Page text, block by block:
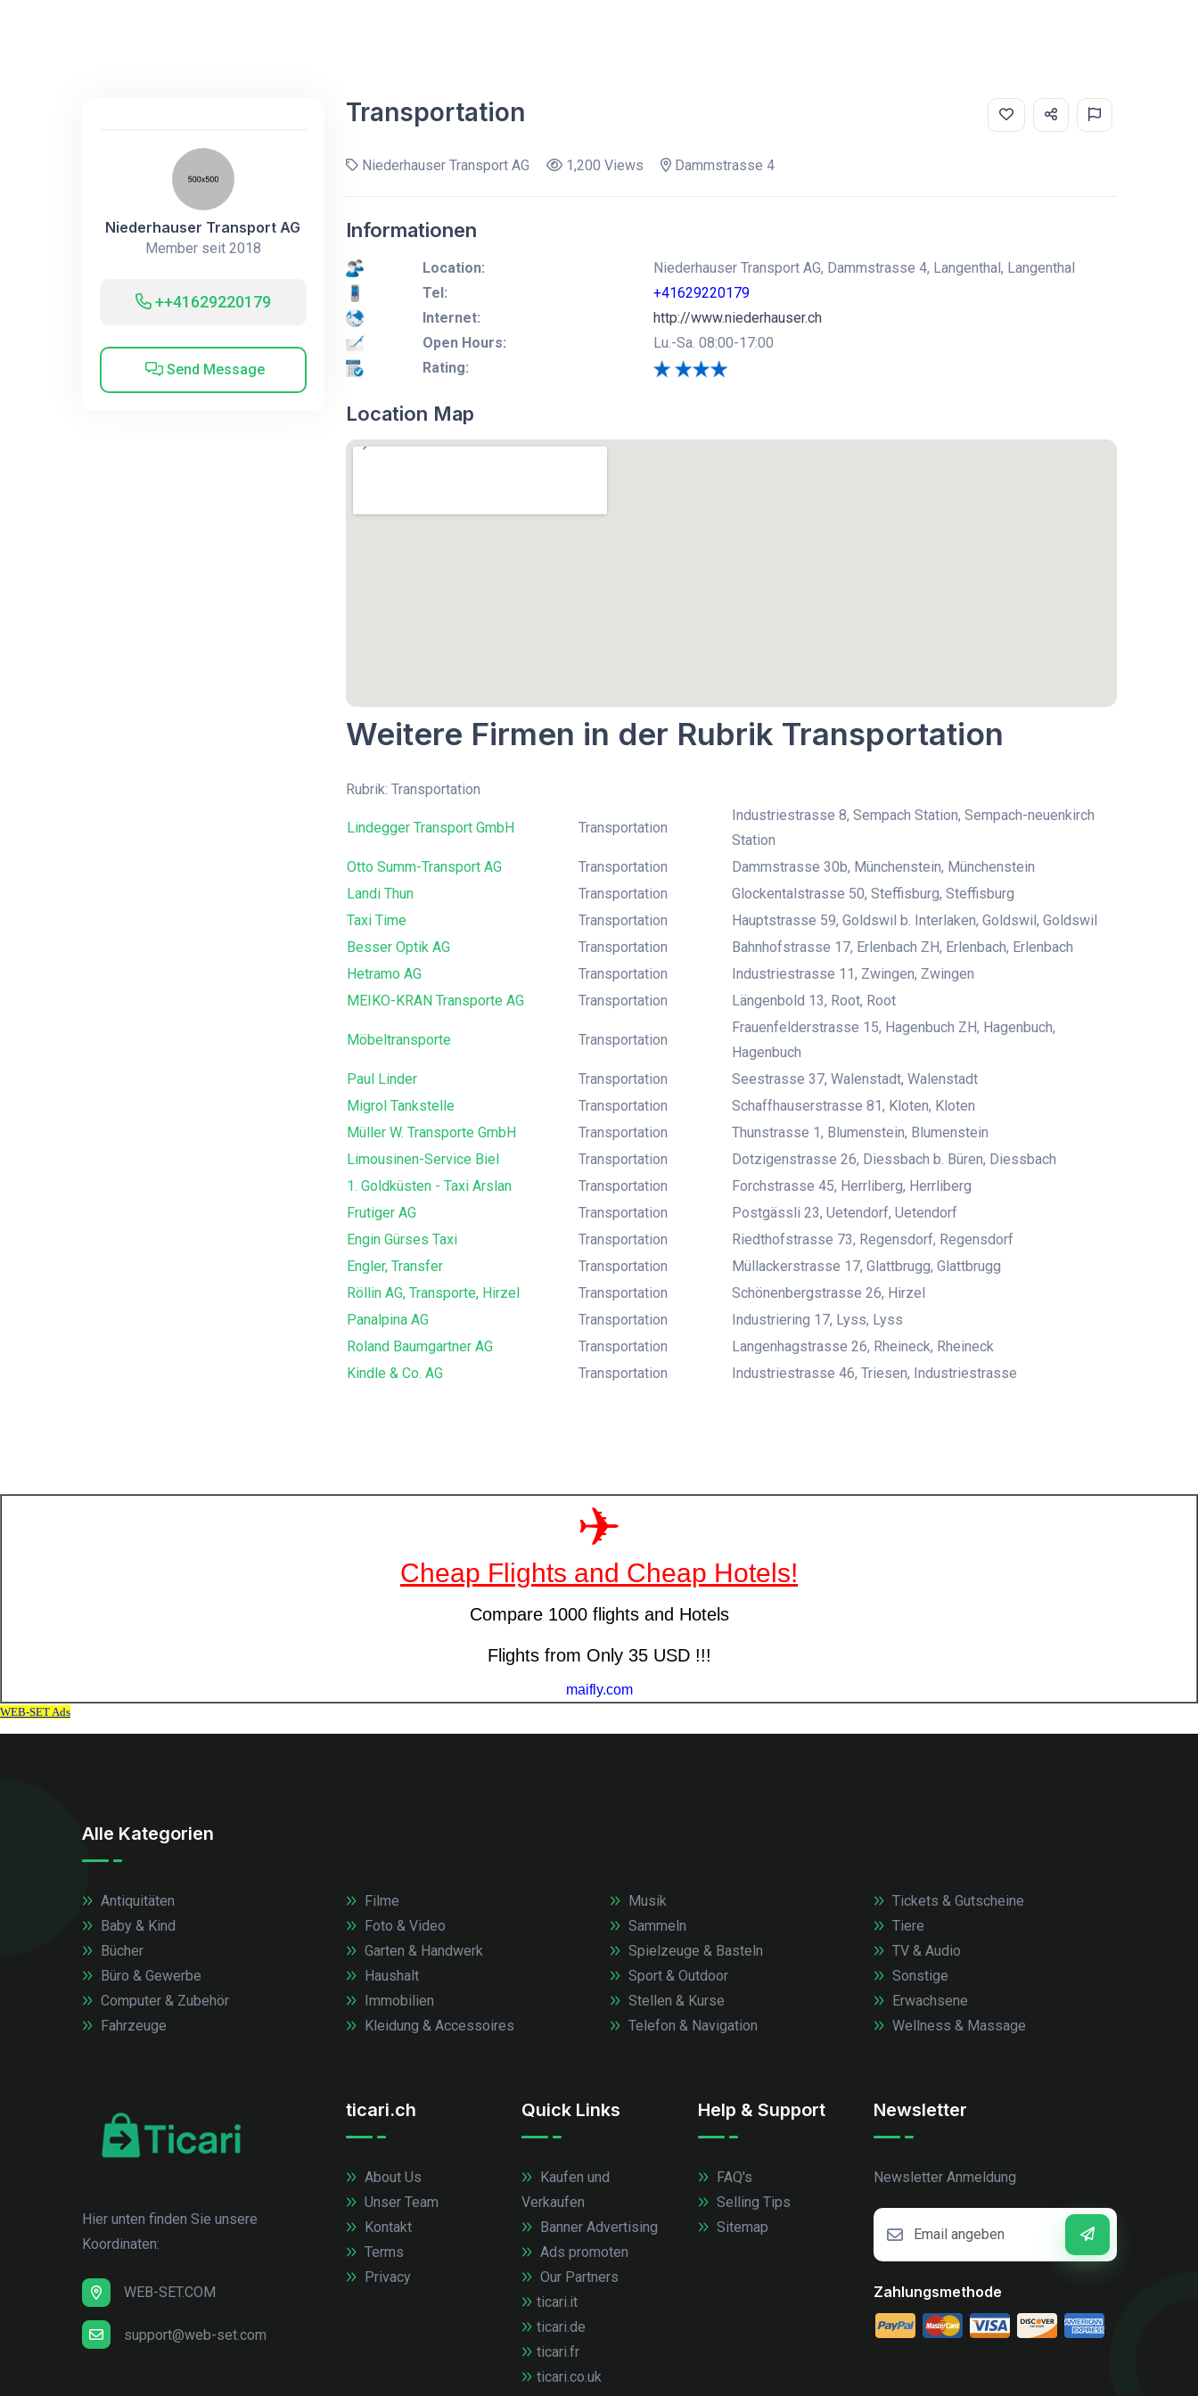
Niederhauser Transport AG
Member seit 2018
++41629220179
Send Message
Transportation
Niederhauser Transport AG 1,200 Views Dammstrasse 4
Informationen
Location:
Niederhauser Transport AG, Dammstrasse 4, Langenthal, Langenthal
Tel:
+41629220179
Internet:
http://www.niederhauser.ch
Open Hours:
Lu.-Sa. 08:00-17:00
Rating:
Location Map
Weitere Firmen in der Rubrik Transportation
Rubrik: Transportation
Lindegger Transport GmbH Transportation
Industriestrasse 8, Sempach Station, Sempach-neuenkirch
Station
Otto Summ-Transport AG
Transportation
Dammstrasse 30b, Münchenstein, Münchenstein
Landi Thun
Transportation
Glockentalstrasse 50, Steffisburg, Steffisburg
Taxi Time
Transportation
Hauptstrasse 59, Goldswil b. Interlaken, Goldswil, Goldswil
Besser Optik AG
Transportation
Bahnhofstrasse 17, Erlenbach ZH, Erlenbach, Erlenbach
Hetramo AG
Transportation
Industriestrasse 11, Zwingen, Zwingen
MEIKO-KRAN Transporte AG
Transportation Längenbold 13, Root, Root
Möbeltransporte Transportation
Frauenfelderstrasse 15, Hagenbuch ZH, Hagenbuch,
Hagenbuch
Paul Linder
Transportation
Seestrasse 37, Walenstadt, Walenstadt
Migrol Tankstelle
Transportation
Schaffhauserstrasse 81, Kloten, Kloten
Müller W. Transporte GmbH
Transportation
Thunstrasse 1, Blumenstein, Blumenstein
Limousinen-Service Biel
Transportation
Dotzigenstrasse 26, Diessbach b. Büren, Diessbach
1. Goldküsten - Taxi Arslan
Transportation
Forchstrasse 45, Herrliberg, Herrliberg
Frutiger AG
Transportation
Postgässli 23, Uetendorf, Uetendorf
Engin Gürses Taxi
Transportation
Riedthofstrasse 73, Regensdorf, Regensdorf
Engler, Transfer
Transportation
Müllackerstrasse 17, Glattbrugg, Glattbrugg
Röllin AG, Transporte, Hirzel
Transportation
Schönenbergstrasse 26, Hirzel
Panalpina AG
Transportation
Industriering 17, Lyss, Lyss
Roland Baumgartner AG
Transportation
Langenhagstrasse 26, Rheineck, Rheineck
Kindle & Co. AG
Transportation Industriestrasse 46, Triesen, Industriestrasse
Alle Kategorien
Antiquitäten
Baby & Kind
Bücher
Büro & Gewerbe
Computer & Zubehör
Fahrzeuge
Filme
Foto & Video
Garten & Handwerk
Haushalt
Immobilien
Kleidung & Accessoires
Musik
Sammeln
Spielzeuge & Basteln
Sport & Outdoor
Stellen & Kurse
Telefon & Navigation
Tickets & Gutscheine
Tiere
TV & Audio
Sonstige
Erwachsene
Wellness & Massage
Hier unten finden Sie unsere
Koordinaten:
WEB-SET.COM
support@web-set.com
ticari.ch
About Us
Unser Team
Kontakt
Terms
Privacy
Quick Links
Kaufen und
Verkaufen
Banner Advertising
Ads promoten
Our Partners
ticari.it
ticari.de
ticari.fr
ticari.co.uk
Help & Support
FAQ's
Selling Tips
Sitemap
Newsletter
Newsletter Anmeldung
Zahlungsmethode